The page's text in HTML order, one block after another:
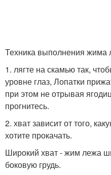
Техника выполнения жима
1. лягте на скамью так,
уровне глаз, Лопатки
при этом не отрывая
прогнитесь.
2. хват зависит от того,
хотите прокачать.
Широкий хват - жим лежа
боковую грудь.